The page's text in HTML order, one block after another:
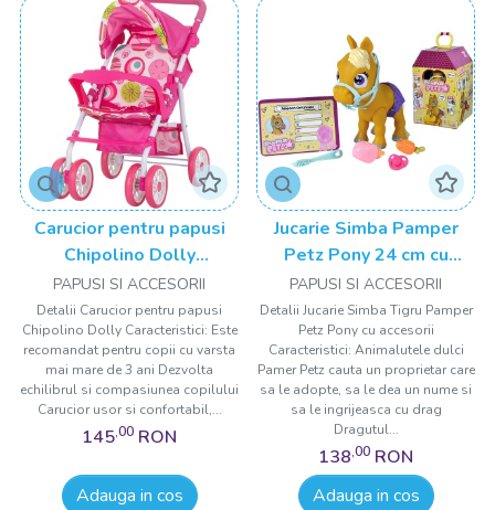
Carucior pentru papusi
Chipolino Dolly
multicolor
PAPUSI SI ACCESORII
Detalii Carucior pentru papusi
Chipolino Dolly Caracteristici: Este
recomandat pentru copii cu varsta
mai mare de 3 ani Dezvolta
echilibrul si compasiunea copilului
Carucior usor si confortabil,...
145,00 RON
Adauga in cos
Jucarie Simba Pamper
Petz Pony 24 cm cu
accesorii
PAPUSI SI ACCESORII
Detalii Jucarie Simba Tigru Pamper
Petz Pony cu accesorii
Caracteristici: Animalutele dulci
Pamer Petz cauta un proprietar care
sa le adopte, sa le dea un nume si
sa le ingrijeasca cu drag
Dragutul...
138,00 RON
Adauga in cos